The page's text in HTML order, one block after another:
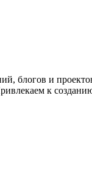
блогов и
к